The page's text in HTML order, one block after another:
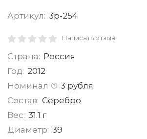
Артикул: 3р-254
Написать отзыв
Страна: Россия
Год: 2012
Номинал
3 рубля
Состав: Серебро
Вес: 31.1 г
Диаметр: 39